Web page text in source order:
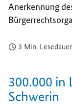
Anerkennung
3 Min. Lesedauer
300.000 in
Schwerin